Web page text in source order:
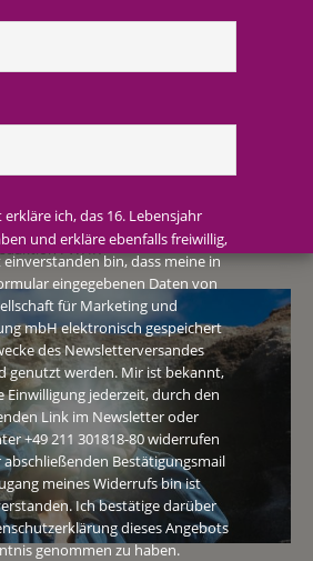
Institut: Die
FWHK
ich, das 16. Lebensjahr
und erkläre ebenfalls freiwillig,
einverstanden bin, dass meine in
eingegebenen Daten von
für Marketing und
mbH elektronisch gespeichert
des Newsletterversandes
genutzt werden. Mir ist bekannt,
Einwilligung jederzeit, durch den
Link im Newsletter oder
+49 211 301818-80 widerrufen
Bestätigungsmail
meines Widerrufs bin ist
Ich bestätige darüber
dieses Angebots
genommen zu haben.